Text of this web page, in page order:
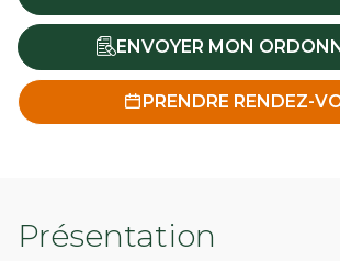
ENVOYER MON
PRENDRE RENDEZ-
Présentation